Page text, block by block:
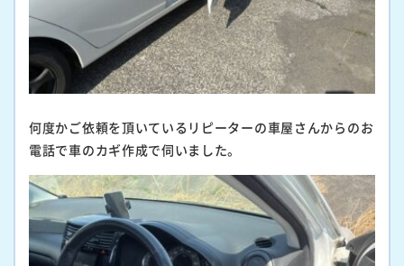
何度かご依頼を頂いているリピーターの車屋さんからのお
電話で車のカギ作成で伺いました。